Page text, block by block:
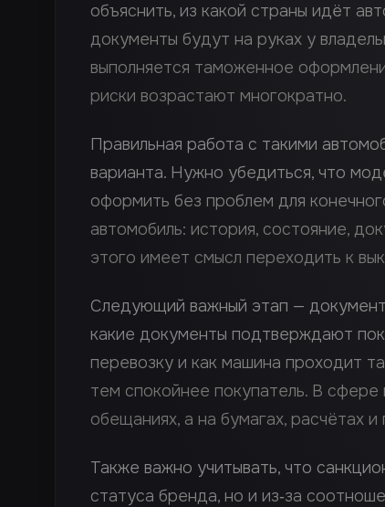
объяснить, из какой страны идёт
документы будут на руках у
выполняется таможенное
риски возрастают многократно.
Правильная работа с такими
варианта. Нужно убедиться, что
оформить без проблем для
автомобиль: история, состояние,
этого имеет смысл переходить к
Следующий важный этап —
какие документы подтверждают
перевозку и как машина проходит
тем спокойнее покупатель. В
обещаниях, а на бумагах, расчётах и
Также важно учитывать, что
статуса бренда, но и из‑за